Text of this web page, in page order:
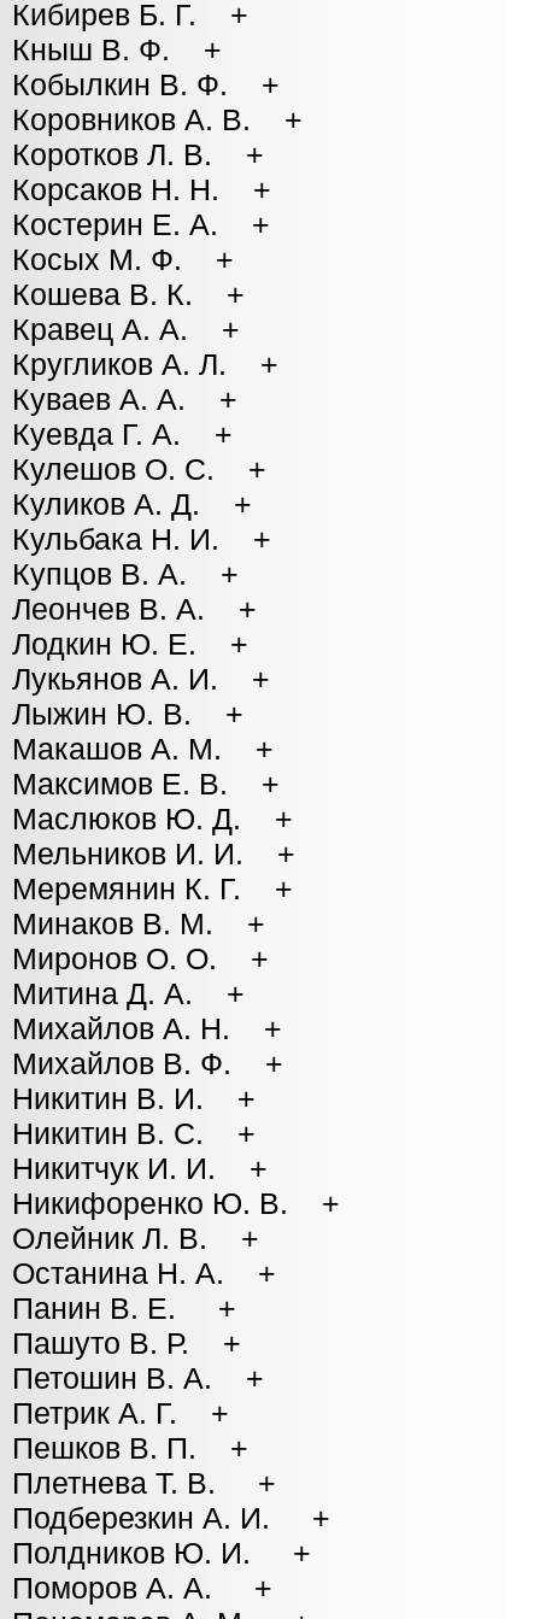
Кибирев Б. Г. +
Кныш В. Ф. +
Кобылкин В. Ф. +
Коровников А. В. +
Коротков Л. В. +
Корсаков Н. Н. +
Костерин Е. А. +
Косых М. Ф. +
Кошева В. К. +
Кравец А. А. +
Кругликов А. Л. +
Куваев А. А. +
Куевда Г. А. +
Кулешов О. С. +
Куликов А. Д. +
Кульбака Н. И. +
Купцов В. А. +
Леончев В. А. +
Лодкин Ю. Е. +
Лукьянов А. И. +
Лыжин Ю. В. +
Макашов А. М. +
Максимов Е. В. +
Маслюков Ю. Д. +
Мельников И. И. +
Меремянин К. Г. +
Минаков В. М. +
Миронов О. О. +
Митина Д. А. +
Михайлов А. Н. +
Михайлов В. Ф. +
Никитин В. И. +
Никитин В. С. +
Никитчук И. И. +
Никифоренко Ю. В. +
Олейник Л. В. +
Останина Н. А. +
Панин В. Е. +
Пашуто В. Р. +
Петошин В. А. +
Петрик А. Г. +
Пешков В. П. +
Плетнева Т. В. +
Подберезкин А. И. +
Полдников Ю. И. +
Поморов А. А. +